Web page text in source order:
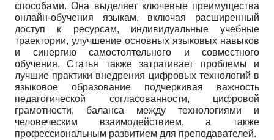
способами. Она выделяет ключевые преимущества
онлайн-обучения языкам, включая расширенный
доступ к ресурсам, индивидуальные учебные
траектории, улучшение основных языковых навыков
и синергию самостоятельного и совместного
обучения. Статья также затрагивает проблемы и
лучшие практики внедрения цифровых технологий в
языковое образование подчеркивая важность
педагогической согласованности, цифровой
грамотности, баланса между технологиями и
человеческим взаимодействием, а также
профессиональным развитием для преподавателей.